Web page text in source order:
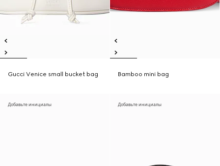
Gucci Venice small bucket bag Bamboo mini bag
Добавьте инициалы Добавьте инициалы